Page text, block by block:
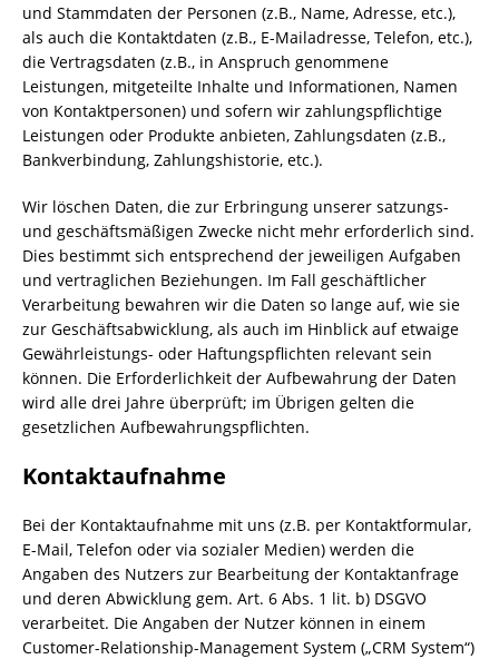
und Stammdaten der Personen (z.B., Name, Adresse, etc.),
als auch die Kontaktdaten (z.B., E-Mailadresse, Telefon, etc.),
die Vertragsdaten (z.B., in Anspruch genommene
Leistungen, mitgeteilte Inhalte und Informationen, Namen
von Kontaktpersonen) und sofern wir zahlungspflichtige
Leistungen oder Produkte anbieten, Zahlungsdaten (z.B.,
Bankverbindung, Zahlungshistorie, etc.).
Wir löschen Daten, die zur Erbringung unserer satzungs-
und geschäftsmäßigen Zwecke nicht mehr erforderlich sind.
Dies bestimmt sich entsprechend der jeweiligen Aufgaben
und vertraglichen Beziehungen. Im Fall geschäftlicher
Verarbeitung bewahren wir die Daten so lange auf, wie sie
zur Geschäftsabwicklung, als auch im Hinblick auf etwaige
Gewährleistungs- oder Haftungspflichten relevant sein
können. Die Erforderlichkeit der Aufbewahrung der Daten
wird alle drei Jahre überprüft; im Übrigen gelten die
gesetzlichen Aufbewahrungspflichten.
Kontaktaufnahme
Bei der Kontaktaufnahme mit uns (z.B. per Kontaktformular,
E-Mail, Telefon oder via sozialer Medien) werden die
Angaben des Nutzers zur Bearbeitung der Kontaktanfrage
und deren Abwicklung gem. Art. 6 Abs. 1 lit. b) DSGVO
verarbeitet. Die Angaben der Nutzer können in einem
Customer-Relationship-Management System („CRM System“)